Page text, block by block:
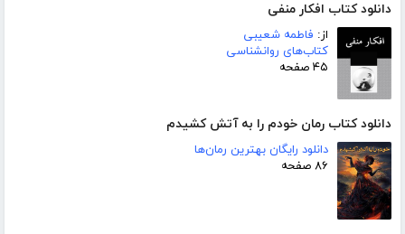
دانلود کتاب افکار منفی
از: فاطمه شعیبی
کتاب‌های روانشناسی
۴۵ صفحه
دانلود کتاب رمان خودم را به آتش کشیدم
دانلود رایگان بهترین رمان‌ها
۸۶ صفحه